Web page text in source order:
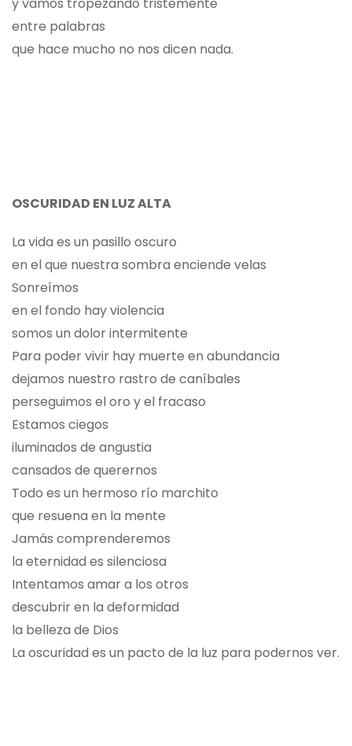
entre palabras
que hace mucho no nos dicen nada.
OSCURIDAD EN LUZ ALTA
La vida es un pasillo oscuro
en el que nuestra sombra enciende velas
Sonreímos
en el fondo hay violencia
somos un dolor intermitente
Para poder vivir hay muerte en abundancia
dejamos nuestro rastro de caníbales
perseguimos el oro y el fracaso
Estamos ciegos
iluminados de angustia
cansados de querernos
Todo es un hermoso río marchito
que resuena en la mente
Jamás comprenderemos
la eternidad es silenciosa
Intentamos amar a los otros
descubrir en la deformidad
la belleza de Dios
La oscuridad es un pacto de la luz para podernos ver.